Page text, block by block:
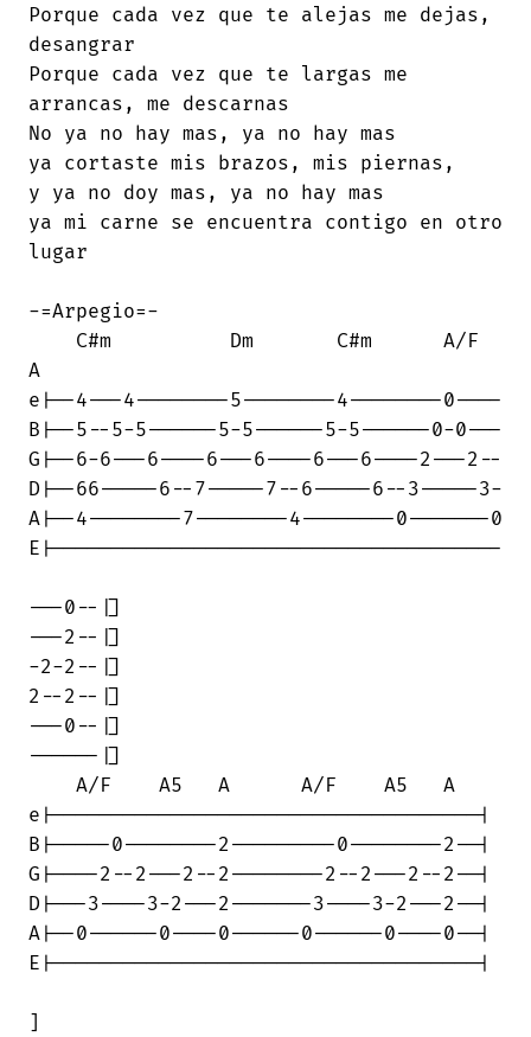
Porque cada vez que te alejas me dejas,
desangrar
Porque cada vez que te largas me
arrancas, me descarnas
No ya no hay mas, ya no hay mas
ya cortaste mis brazos, mis piernas,
y ya no doy mas, ya no hay mas
ya mi carne se encuentra contigo en otro
lugar
-=Arpegio=-
    C#m          Dm       C#m      A/F
A
e|--4---4--------5--------4--------0----
B|--5--5-5------5-5------5-5------0-0---
G|--6-6---6----6---6----6---6----2---2--
D|--66-----6--7-----7--6-----6--3-----3-
A|--4--------7--------4--------0-------0
E|--------------------------------------
---0--|]
---2--|]
-2-2--|]
2--2--|]
---0--|]
------|]
    A/F    A5   A      A/F    A5   A
e|------------------------------------|
B|-----0--------2---------0--------2--|
G|----2--2---2--2--------2--2---2--2--|
D|---3----3-2---2-------3----3-2---2--|
A|--0------0----0------0------0----0--|
E|------------------------------------|
]